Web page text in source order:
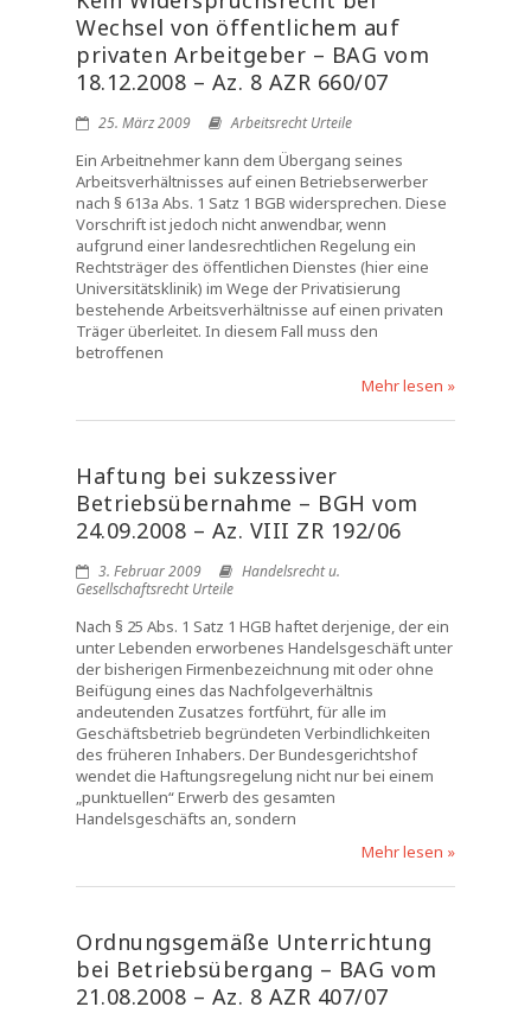
Wechsel von öffentlichem auf
privaten Arbeitgeber – BAG vom
18.12.2008 – Az. 8 AZR 660/07
25. März 2009 Arbeitsrecht Urteile
Ein Arbeitnehmer kann dem Übergang seines
Arbeitsverhältnisses auf einen Betriebserwerber
nach § 613a Abs. 1 Satz 1 BGB widersprechen. Diese
Vorschrift ist jedoch nicht anwendbar, wenn
aufgrund einer landesrechtlichen Regelung ein
Rechtsträger des öffentlichen Dienstes (hier eine
Universitätsklinik) im Wege der Privatisierung
bestehende Arbeitsverhältnisse auf einen privaten
Träger überleitet. In diesem Fall muss den
betroffenen
Mehr lesen »
Haftung bei sukzessiver
Betriebsübernahme – BGH vom
24.09.2008 – Az. VIII ZR 192/06
3. Februar 2009
Handelsrecht u.
Gesellschaftsrecht Urteile
Nach § 25 Abs. 1 Satz 1 HGB haftet derjenige, der ein
unter Lebenden erworbenes Handelsgeschäft unter
der bisherigen Firmenbezeichnung mit oder ohne
Beifügung eines das Nachfolgeverhältnis
andeutenden Zusatzes fortführt, für alle im
Geschäftsbetrieb begründeten Verbindlichkeiten
des früheren Inhabers. Der Bundesgerichtshof
wendet die Haftungsregelung nicht nur bei einem
„punktuellen“ Erwerb des gesamten
Handelsgeschäfts an, sondern
Mehr lesen »
Ordnungsgemäße Unterrichtung
bei Betriebsübergang – BAG vom
21.08.2008 – Az. 8 AZR 407/07